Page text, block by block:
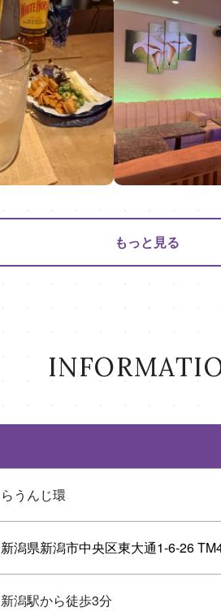
もっと見る
らうんじ環
新潟県新潟市中央区東大通1-6-26
新潟駅から徒歩3分